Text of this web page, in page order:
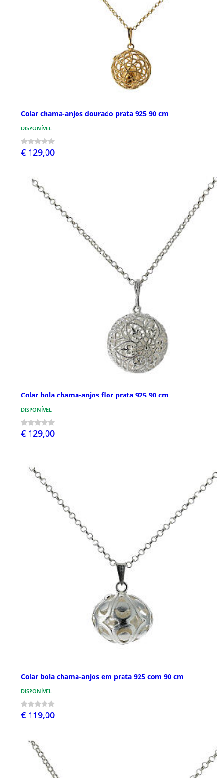
Colar chama-anjos dourado prata 925 90 cm
DISPONÍVEL
€ 129,00
Colar bola chama-anjos flor prata 925 90 cm
DISPONÍVEL
€ 129,00
Colar bola chama-anjos em prata 925 com 90 cm
DISPONÍVEL
€ 119,00